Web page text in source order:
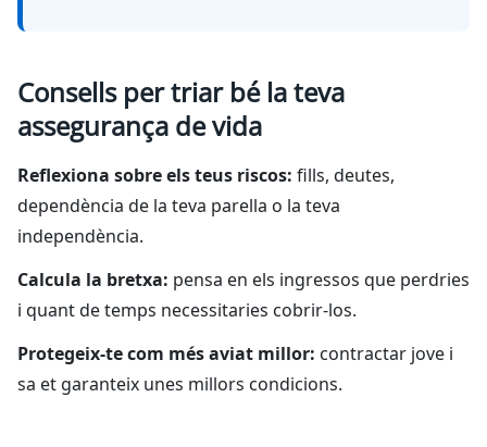
Consells per triar bé la teva
assegurança de vida
Reflexiona sobre els teus riscos: fills, deutes,
dependència de la teva parella o la teva
independència.
Calcula la bretxa: pensa en els ingressos que perdries
i quant de temps necessitaries cobrir-los.
Protegeix-te com més aviat millor: contractar jove i
sa et garanteix unes millors condicions.